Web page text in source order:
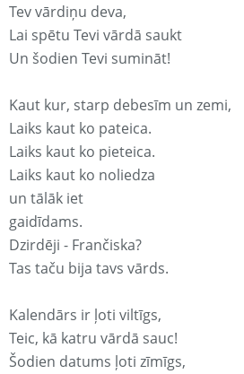
Tev vārdiņu deva,
Lai spētu Tevi vārdā saukt
Un šodien Tevi sumināt!
Kaut kur, starp debesīm un zemi,
Laiks kaut ko pateica.
Laiks kaut ko pieteica.
Laiks kaut ko noliedza
un tālāk iet
gaidīdams.
Dzirdēji - Frančiska?
Tas taču bija tavs vārds.
Kalendārs ir ļoti viltīgs,
Teic, kā katru vārdā sauc!
Šodien datums ļoti zīmīgs,